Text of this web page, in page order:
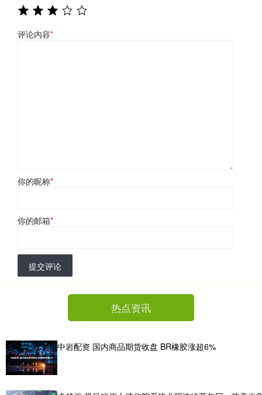
评论内容*
你的昵称*
你的邮箱*
提交评论
热点资讯
中岩配资 国内商品期货收盘 BR橡胶涨超6%